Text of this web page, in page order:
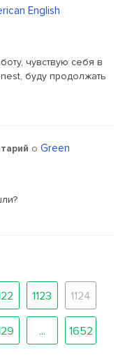
English
чувствую себя в
буду продолжать
о Green
1123 1124
... 1652